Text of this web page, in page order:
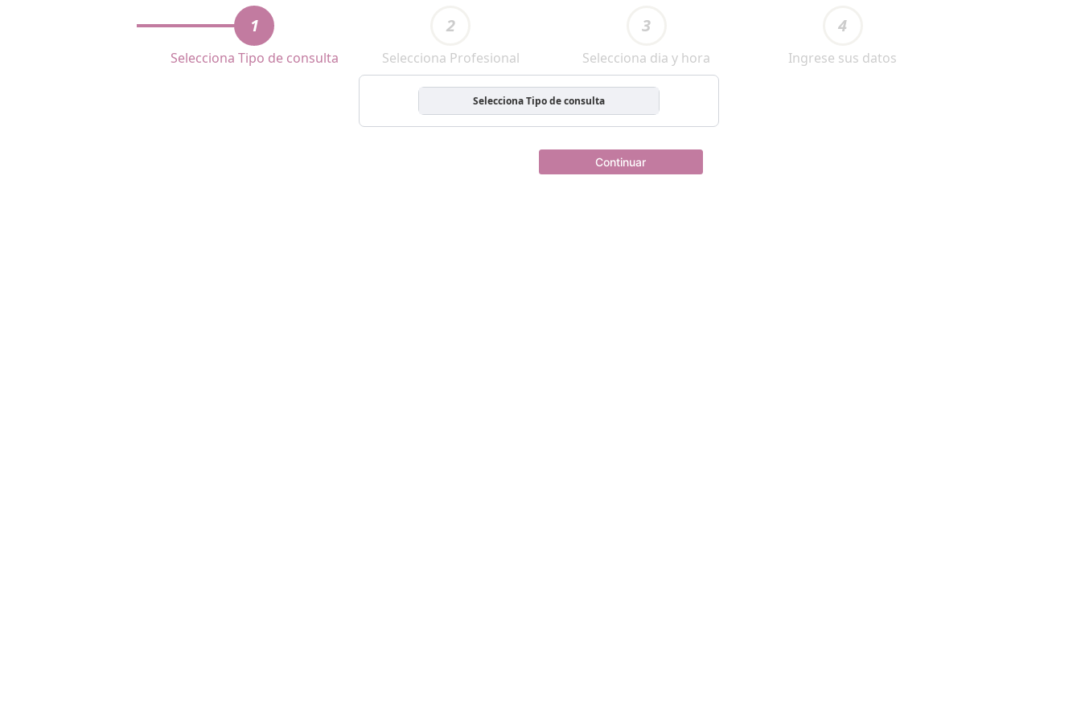
1
Selecciona Tipo de consulta
2
Selecciona Profesional
3
Selecciona dia y hora
4
Ingrese sus datos
Selecciona Tipo de consulta
Continuar